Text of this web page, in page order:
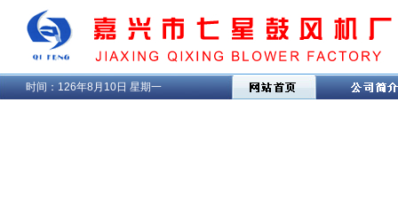
时间： 126年8月10日 星期一